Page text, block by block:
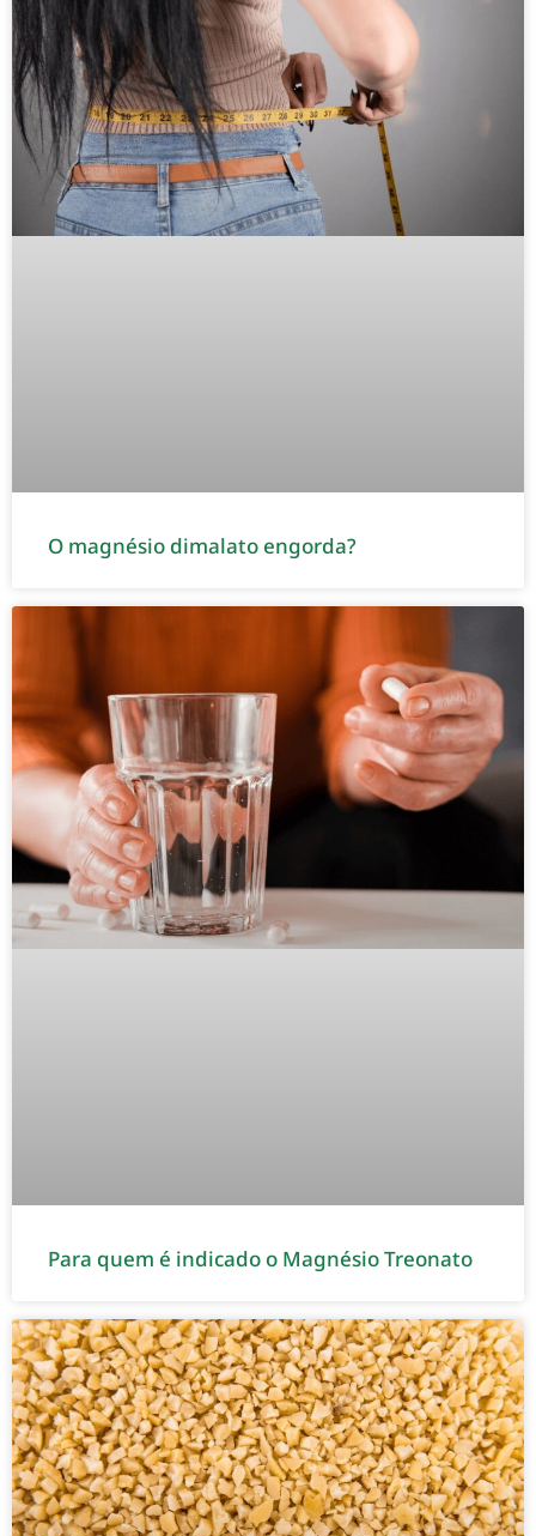
O magnésio dimalato engorda?
Para quem é indicado o Magnésio Treonato